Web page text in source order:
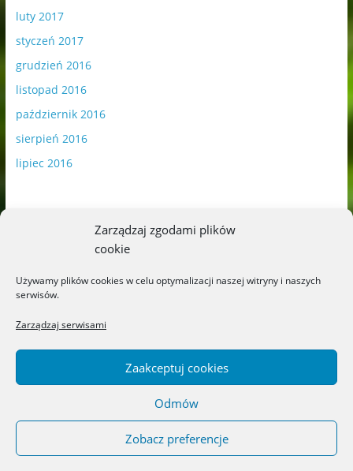
Zarządzaj zgodami plików
cookie
Używamy plików cookies w celu optymalizacji naszej witryny i naszych
serwisów.
Zarządzaj serwisami
Zaakceptuj cookies
Odmów
Zobacz preferencje
luty 2017
styczeń 2017
grudzień 2016
listopad 2016
październik 2016
sierpień 2016
lipiec 2016
Blog o książkach dla dzieci i młodzieży –
recenzje i rekomendacje. All rights reserved.
Theme: ColorMag byThemeGrill. Powered by